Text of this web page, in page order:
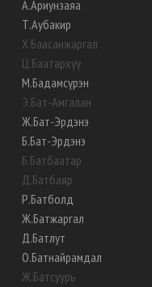
А.Ариунзаяа
Т.Аубакир
Х.Баасанжаргал
Ц.Баатархүү
М.Бадамсүрэн
Э.Бат-Амгалан
Ж.Бат-Эрдэнэ
Б.Бат-Эрдэнэ
Б.Батбаатар
Д.Батбаяр
Р.Батболд
Ж.Батжаргал
Д.Батлут
О.Батнайрамдал
Ж.Батсуурь